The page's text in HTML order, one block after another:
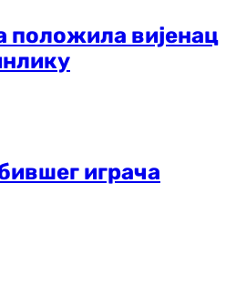
положила вијенац
играча